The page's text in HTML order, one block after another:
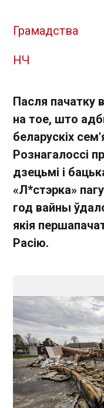
Грамадства
НЧ
Пасля пачатку
на тое, што
беларускіх
Рознагалоссі
дзецьмі і
«Л*стэрка»
год вайны
якія
Расію.